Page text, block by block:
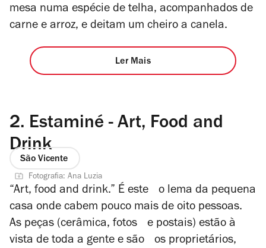
mesa numa espécie de telha, acompanhados de
carne e arroz, e deitam um cheiro a canela.
Ler Mais
2. Estaminé - Art, Food and
Drink
São Vicente
Fotografia: Ana Luzia
“Art, food and drink.” É este o lema da pequena
casa onde cabem pouco mais de oito pessoas.
As peças (cerâmica, fotos e postais) estão à
vista de toda a gente e são os proprietários,